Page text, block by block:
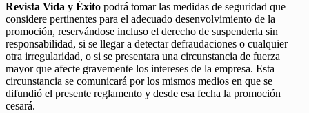
Revista Vida y Éxito podrá tomar las medidas de seguridad que
considere pertinentes para el adecuado desenvolvimiento de la
promoción, reservándose incluso el derecho de suspenderla sin
responsabilidad, si se llegar a detectar defraudaciones o cualquier
otra irregularidad, o si se presentara una circunstancia de fuerza
mayor que afecte gravemente los intereses de la empresa. Esta
circunstancia se comunicará por los mismos medios en que se
difundió el presente reglamento y desde esa fecha la promoción
cesará.